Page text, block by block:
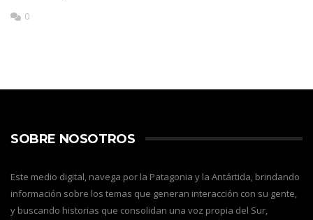
0
SOBRE NOSOTROS
Este medio digital, navega por la Patagonia y la Antártida, brindando
información sobre los temas que generan interacción con su gente,
y buscando historias que consolidan una voz propia del Sur,